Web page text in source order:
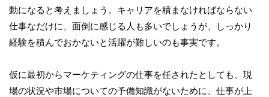
動になると考えましょう。キャリアを積まなければならない
仕事なだけに、面倒に感じる人も多いでしょうが、しっかり
経験を積んでおかないと活躍が難しいのも事実です。
仮に最初からマーケティングの仕事を任されたとしても、現
場の状況や市場についての予備知識がないために、仕事が上